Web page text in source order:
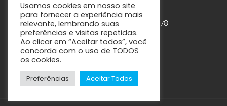
Rua Tabapuã, 888 – 7º andar – Cjs. 75-78
Itaim Bibi – São Paulo - SP
Usamos cookies em nosso site
para fornecer a experiência mais
relevante, lembrando suas
preferências e visitas repetidas.
Ao clicar em “Aceitar todos”, você
concorda com o uso de TODOS
os cookies.
Preferências Aceitar Todos